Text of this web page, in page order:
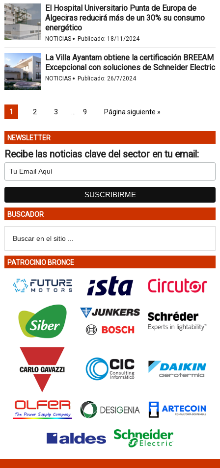
El Hospital Universitario Punta de Europa de
Algeciras reducirá más de un 30% su consumo
energético
NOTICIAS · Publicado: 18/11/2024
La Villa Ayantam obtiene la certificación BREEAM
Excepcional con soluciones de Schneider Electric
NOTICIAS · Publicado: 26/7/2024
1 2 3 9 Página siguiente »
NEWSLETTER
Recibe las noticias clave del sector en tu email:
BUSCADOR
PATROCINIO BRONCE